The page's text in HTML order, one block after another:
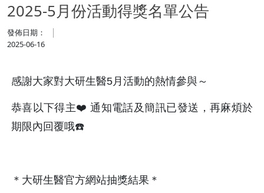
2025-5月份活動得獎名單公告
發佈日期：
2025-06-16
感謝大家對大研生醫5月活動的熱情參與～
恭喜以下得主❤️ 通知電話及簡訊已發送，再麻煩於
期限內回覆哦☎️
＊大研生醫官方網站抽獎結果＊